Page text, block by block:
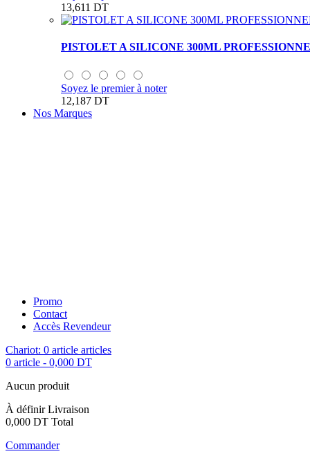
13,611 DT
PISTOLET A SILICONE 300ML
Soyez le premier à noter
12,187 DT
Nos Marques
Promo
Contact
Accès Revendeur
Chariot: 0 article articles
0 article - 0,000 DT
Aucun produit
À définirLivraison
0,000 DT Total
Commander